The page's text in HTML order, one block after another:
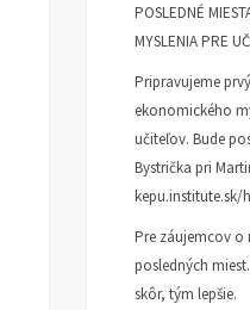
POSLEDNÉ
MYSLENIA PRE
Pripravujeme
ekonomického
učiteľov. Bude
Bystrička pri
Pre záujemcov
posledných
skôr, tým lepšie.